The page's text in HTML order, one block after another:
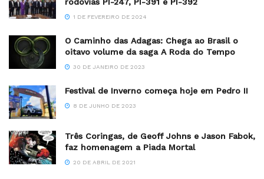
1 DE FEVEREIRO DE 2024
O Caminho das Adagas: Chega ao Brasil o
oitavo volume da saga A Roda do Tempo
30 DE JANEIRO DE 2023
Festival de Inverno começa hoje em Pedro II
8 DE JUNHO DE 2023
Três Coringas, de Geoff Johns e Jason Fabok,
faz homenagem a Piada Mortal
20 DE ABRIL DE 2021